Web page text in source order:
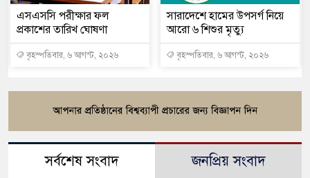
এসএসসি পরীক্ষার ফল
প্রকাশের তারিখ ঘোষণা
বৃহস্পতিবার, ৬ আগস্ট, ২০২৬
সারাদেশে হামের উপসর্গ নিয়ে
আরো ৬ শিশুর মৃত্যু
বৃহস্পতিবার, ৬ আগস্ট, ২০২৬
সর্বশেষ সংবাদ জনপ্রিয় সংবাদ